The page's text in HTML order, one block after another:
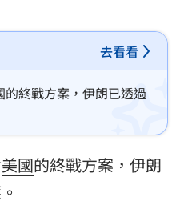
去看看
終戰方案，伊朗已透過
美國的終戰方案，伊朗